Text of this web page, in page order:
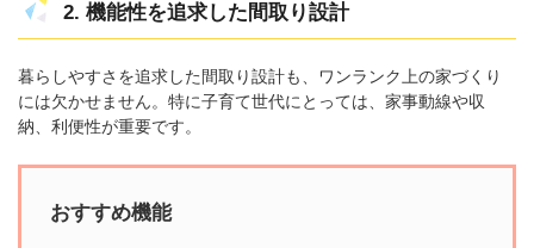
2. 機能性を追求した間取り設計
暮らしやすさを追求した間取り設計も、ワンランク上の家づくり
には欠かせません。特に子育て世代にとっては、家事動線や収
納、利便性が重要です。
おすすめ機能